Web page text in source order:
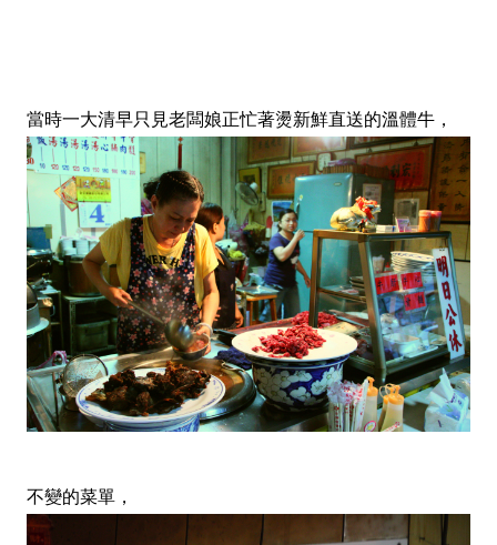
當時一大清早只見老闆娘正忙著燙新鮮直送的溫體牛，
不變的菜單，